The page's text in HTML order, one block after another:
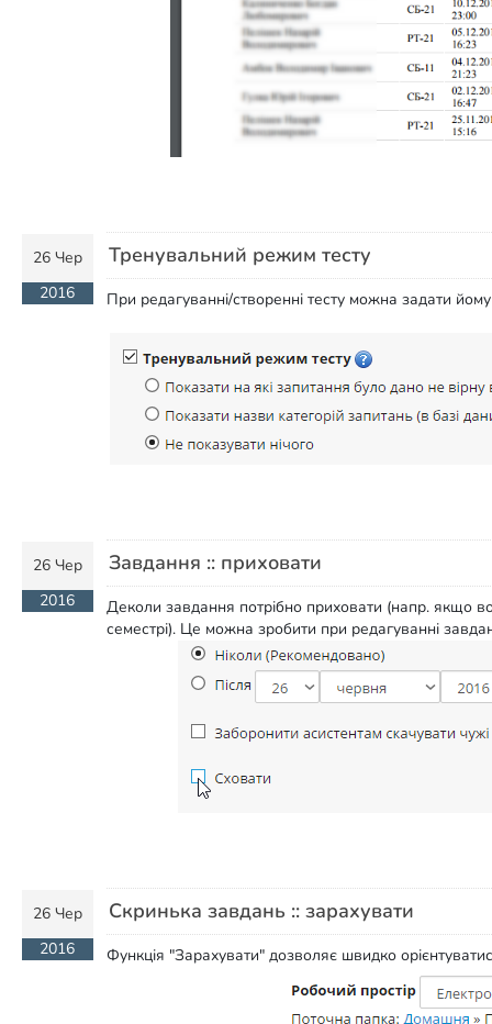
26 Чер
2016
Тренувальний режим тесту
При редагуванні/створенні тесту можна задати
26 Чер
2016
Завдання :: приховати
Деколи завдання потрібно приховати (напр. якщо
семестрі). Це можна зробити при редагуванні
26 Чер
2016
Скринька завдань :: зарахувати
Функція "Зарахувати" дозволяє швидко